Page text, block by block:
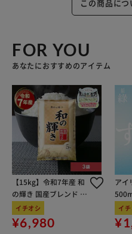
この商品に
FOR YOU
あなたにおすすめのアイテム
【15kg】令和7年産 和
の輝き 国産ブレンド 5
kg×3袋
イチオシ
¥6,980
アイ
100
イ